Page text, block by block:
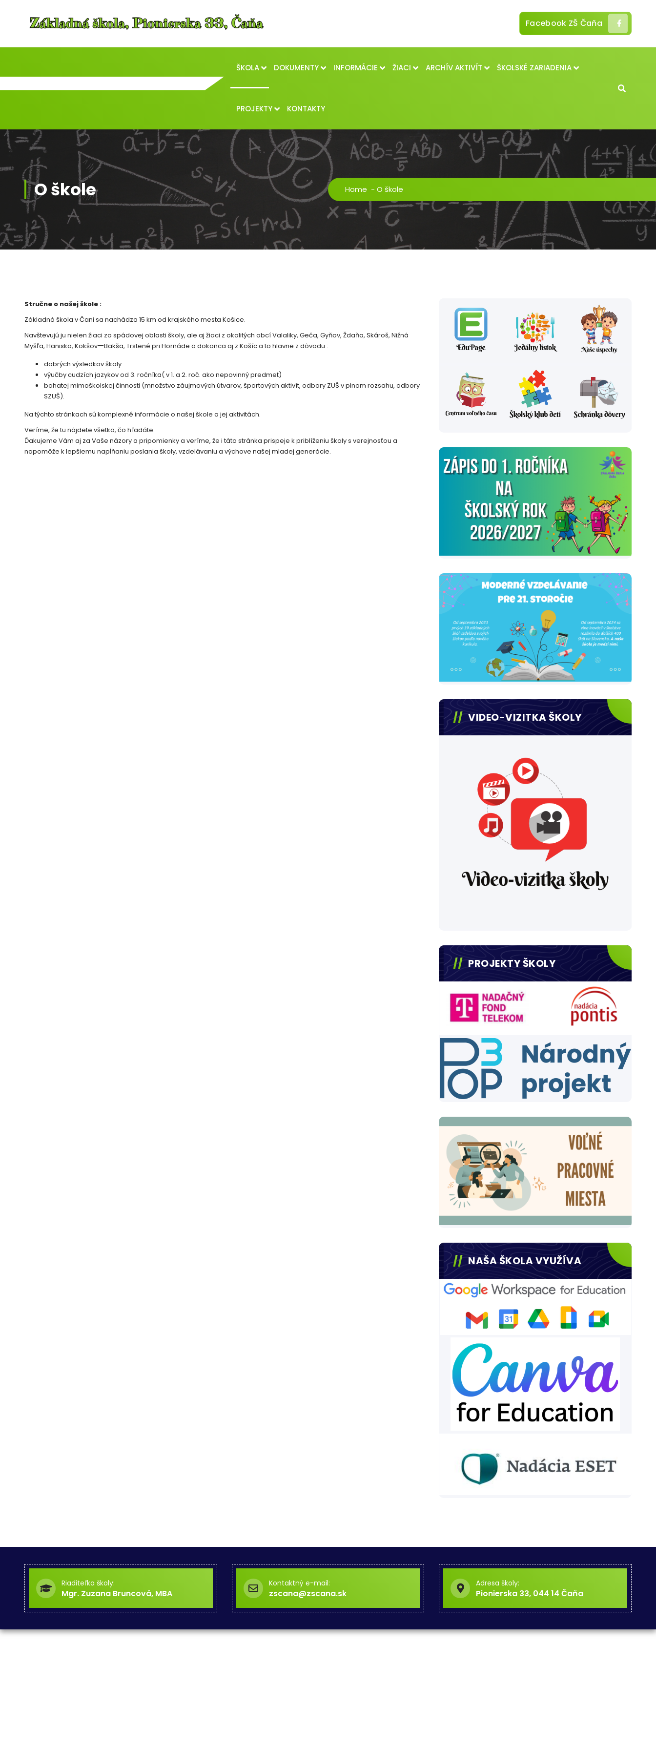
Facebook ZŠ Čaňa
ŠKOLA DOKUMENTY INFORMÁCIE ŽIACI ARCHÍV AKTIVÍT ŠKOLSKÉ ZARIADENIA
PROJEKTY KONTAKTY
O škole Home - O škole
Stručne o našej škole :
Základná škola v Čani sa nachádza 15 km od krajského mesta Košice.
Navštevujú ju nielen žiaci zo spádovej oblasti školy, ale aj žiaci z okolitých obcí Valaliky, Geča, Gyňov, Ždaňa, Skároš, Nižná
Myšľa, Haniska, Kokšov—Bakša, Trstené pri Hornáde a dokonca aj z Košíc a to hlavne z dôvodu :
dobrých výsledkov školy
výučby cudzích jazykov od 3. ročníka( v 1. a 2. roč. ako nepovinný predmet)
bohatej mimoškolskej činnosti (množstvo záujmových útvarov, športových aktivít, odbory ZUŠ v plnom rozsahu, odbory
SZUŠ).
Na týchto stránkach sú komplexné informácie o našej škole a jej aktivitách.
Veríme, že tu nájdete všetko, čo hľadáte.
Ďakujeme Vám aj za Vaše názory a pripomienky a veríme, že i táto stránka prispeje k priblíženiu školy s verejnosťou a
napomôže k lepšiemu napĺňaniu poslania školy, vzdelávaniu a výchove našej mladej generácie.
VIDEO-VIZITKA ŠKOLY
PROJEKTY ŠKOLY
NAŠA ŠKOLA VYUŽÍVA
Riaditeľka školy:
Mgr. Zuzana Bruncová, MBA
Kontaktný e-mail:
zscana@zscana.sk
Adresa školy:
Pionierska 33, 044 14 Čaňa